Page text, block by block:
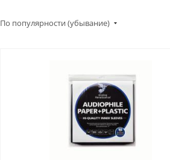
По популярности (убывание)